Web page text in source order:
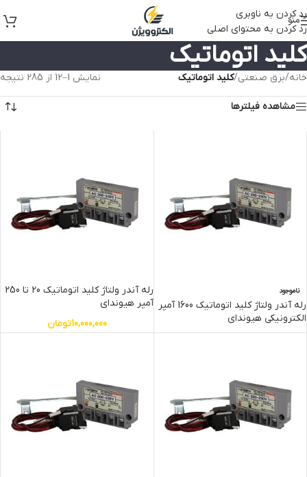
رد کردن به ناوبری
رد کردن به محتوای اصلی
منو
کلید اتوماتیک
خانه/برق صنعتی/کلید اتوماتیک نمایش 1–12 از 285 نتیجه
مشاهده فیلترها
ناموجود
رله آندر ولتاژ کلید اتوماتیک 1600 آمپر
الکترونیکی هیوندای
رله آندر ولتاژ کلید اتوماتیک 20 تا 250
آمپر هیوندای
10,000,000تومان